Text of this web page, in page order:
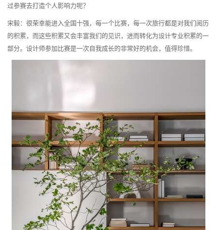
过参赛去打造个人影响力呢？
宋毅：很荣幸能进入全国十强，每一个比赛，每一次旅行都是对我们阅历
的积累，而这些积累又会丰富我们的见识，进而转化为设计专业积累的一
部分。设计师参加比赛是一次自我成长的非常好的机会，值得珍惜。